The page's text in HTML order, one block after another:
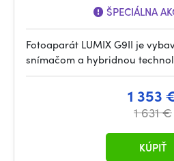
ŠPECIÁLNA
Fotoaparát LUMIX G9II je
snímačom a hybridnou
1 353
1 631 €
KÚPIŤ